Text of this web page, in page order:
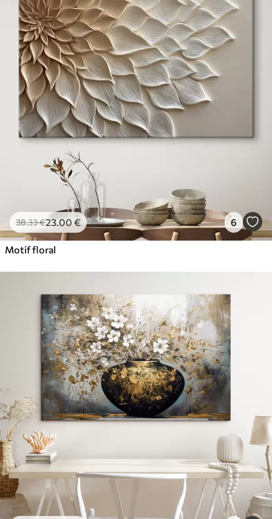
38.33€23.00 € 6
Motif floral